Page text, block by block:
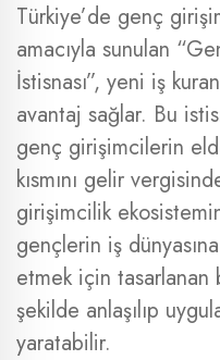
Türkiye’de genç
amacıyla sunulan
İstisnası”, yeni iş
avantaj sağlar. Bu
genç girişimcilerin
kısmını gelir
girişimcilik
gençlerin iş
etmek için
şekilde anlaşılıp
yaratabilir.